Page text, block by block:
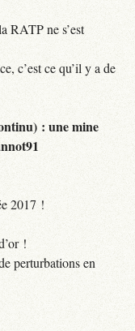
RATP ne s’est
c’est ce qu’il y a de
: une mine
2017 !
!
perturbations en